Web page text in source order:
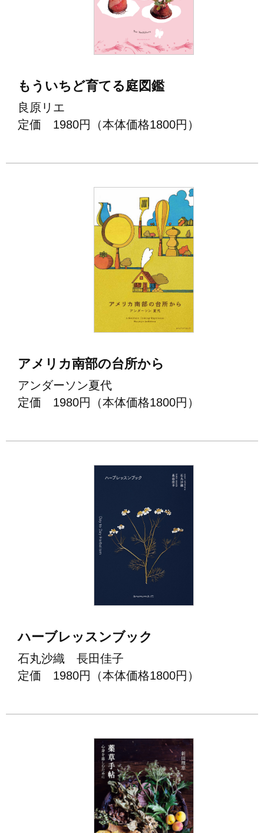
もういちど育てる庭図鑑
良原リエ
定価 1980円（本体価格1800円）
アメリカ南部の台所から
アンダーソン夏代
定価 1980円（本体価格1800円）
ハーブレッスンブック
石丸沙織 長田佳子
定価 1980円（本体価格1800円）